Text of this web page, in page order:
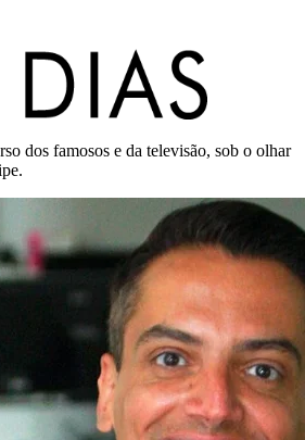
dos famosos e da televisão, sob o olhar